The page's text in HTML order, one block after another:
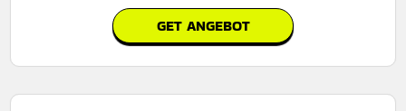
GET ANGEBOT